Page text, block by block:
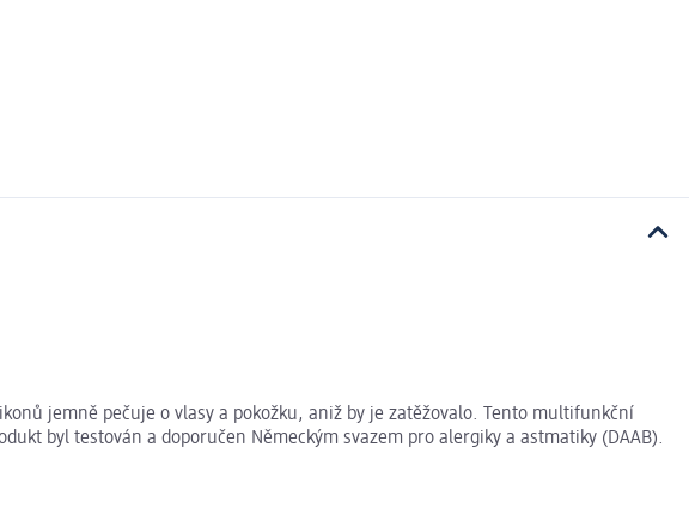
jemně pečuje o vlasy a pokožku, aniž by je zatěžovalo. Tento multifunkční
byl testován a doporučen Německým svazem pro alergiky a astmatiky (DAAB).